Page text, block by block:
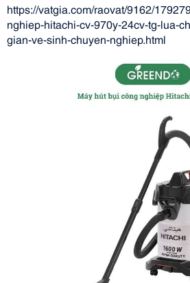
https://vatgia.com/raovat/9162/
nghiep-hitachi-cv-970y-24cv-tg-lua-
gian-ve-sinh-chuyen-nghiep.html